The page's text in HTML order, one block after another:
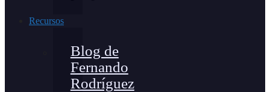
Recursos
Blog de
Fernando
Rodríguez